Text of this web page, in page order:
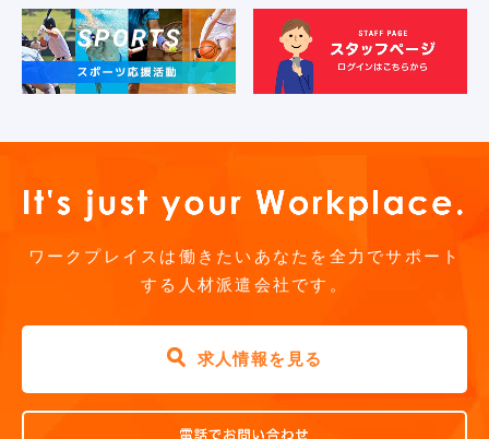
ワークプレイスは働きたいあなたを全力でサポート
する人材派遣会社です。
求人情報を見る